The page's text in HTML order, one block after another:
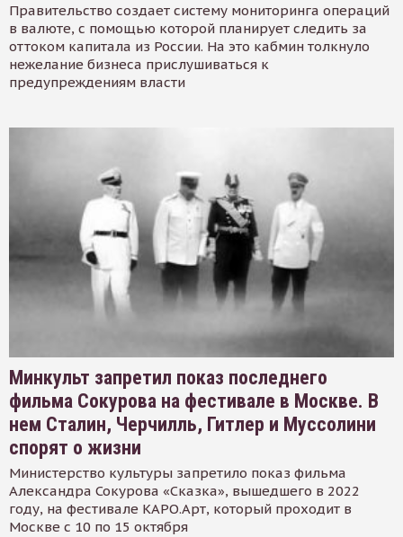
Правительство создает систему мониторинга операций
в валюте, с помощью которой планирует следить за
оттоком капитала из России. На это кабмин толкнуло
нежелание бизнеса прислушиваться к
предупреждениям власти
Минкульт запретил показ последнего
фильма Сокурова на фестивале в Москве. В
нем Сталин, Черчилль, Гитлер и Муссолини
спорят о жизни
Министерство культуры запретило показ фильма
Александра Сокурова «Сказка», вышедшего в 2022
году, на фестивале КАРО.Арт, который проходит в
Москве с 10 по 15 октября